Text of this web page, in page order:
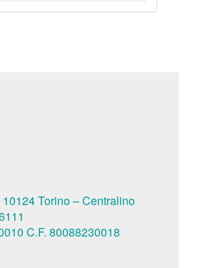
Torino – Centralino
C.F. 80088230018